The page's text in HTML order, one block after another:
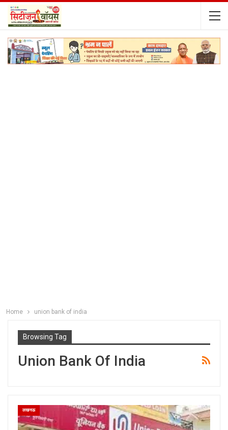
Home union bank of india
Browsing Tag
Union Bank Of India
लखनऊ